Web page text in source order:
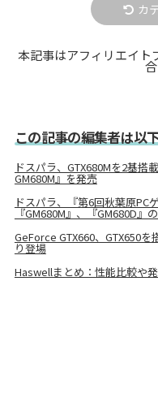
カ
本記事はアフィリエイト
この記事の編集者は以
ドスパラ、GTX680Mを2基搭
GM680M』を発売
ドスパラ、『第6回秋葉原PC
『GM680M』、『GM680D』
GeForce GTX660、GTX650
り登場
Haswellまとめ：性能比較や